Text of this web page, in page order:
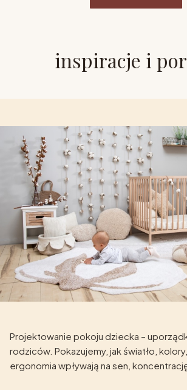
inspiracje i
Projektowanie pokoju dziecka –
rodziców. Pokazujemy, jak światło,
ergonomia wpływają na sen,